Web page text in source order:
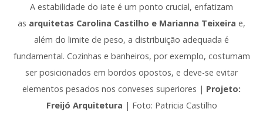
A estabilidade do iate é um ponto crucial, enfatizam
as arquitetas Carolina Castilho e Marianna Teixeira e,
além do limite de peso, a distribuição adequada é
fundamental. Cozinhas e banheiros, por exemplo, costumam
ser posicionados em bordos opostos, e deve-se evitar
elementos pesados nos conveses superiores | Projeto:
Freijó Arquitetura | Foto: Patricia Castilho